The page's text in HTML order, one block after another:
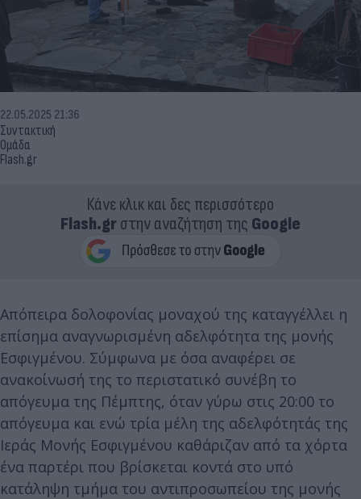
Συντακτική
Ομάδα
Flash.gr
22.05.2025 21:36
Κάνε κλικ και δες περισσότερο
Flash.grστην αναζήτηση της Google
Απόπειρα δολοφονίας μοναχού της καταγγέλλει η
επίσημα αναγνωρισμένη αδελφότητα της μονής
Εσφιγμένου. Σύμφωνα με όσα αναφέρει σε
ανακοίνωσή της το περιστατικό συνέβη το
απόγευμα της Πέμπτης, όταν γύρω στις 20:00 το
απόγευμα και ενώ τρία μέλη της αδελφότητάς της
Ιεράς Μονής Εσφιγμένου καθάριζαν από τα χόρτα
ένα παρτέρι που βρίσκεται κοντά στο υπό
κατάληψη τμήμα του αντιπροσωπείου της μονής